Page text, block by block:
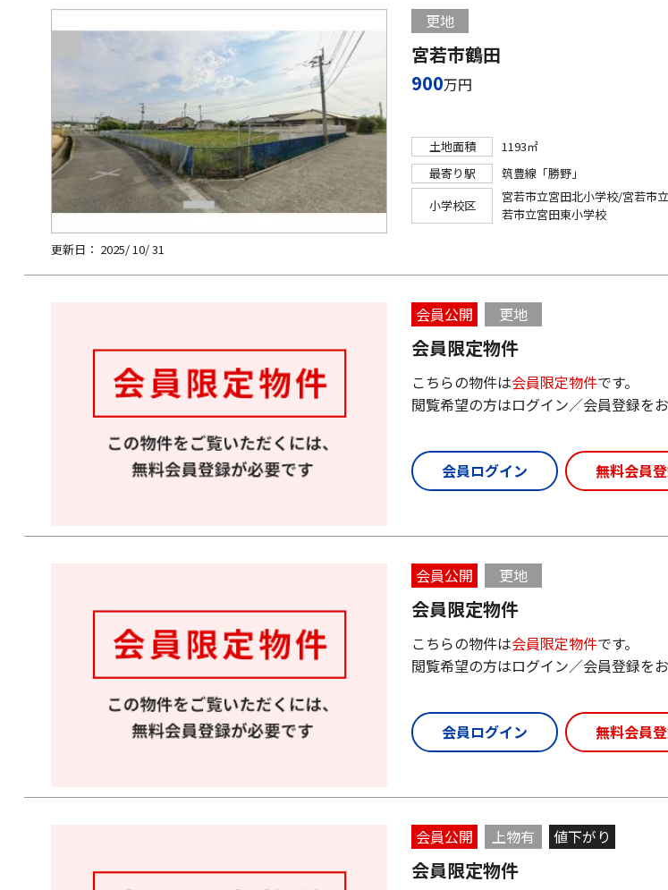
更地
宮若市鶴田
900万円
土地面積
1193㎡
最寄り駅
筑豊線「勝野」
小学校区
宮若市立宮田北小学校/宮若市
若市立宮田東小学校
更新日： 2025/ 10/ 31
会員公開 更地
会員限定物件
こちらの物件は会員限定物件です。
閲覧希望の方はログイン／会員登録をお
会員ログイン 無料会員
会員公開 更地
会員限定物件
こちらの物件は会員限定物件です。
閲覧希望の方はログイン／会員登録をお
会員ログイン 無料会員
会員公開 上物有 値下がり
会員限定物件